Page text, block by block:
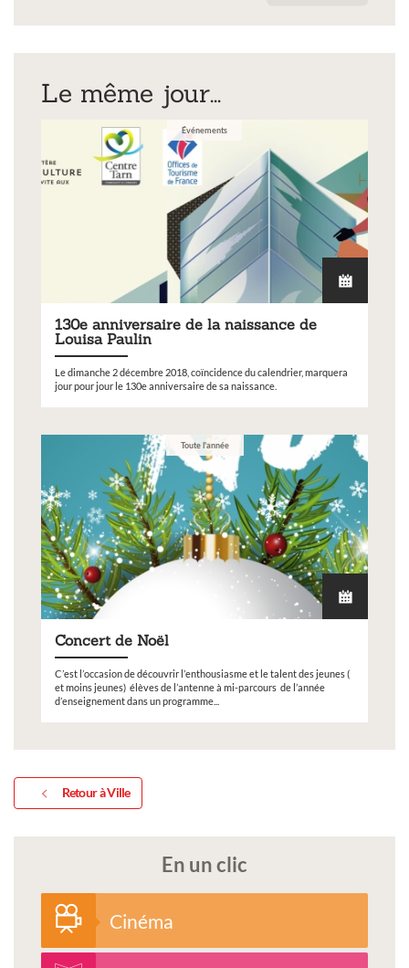
tarifs_2026_-
_cm_19.12.2025.pdf
Le même jour...
Événements
130e anniversaire de la naissance de
Louisa Paulin
Le dimanche 2 décembre 2018, coïncidence du calendrier, marquera
jour pour jour le 130e anniversaire de sa naissance.
Toute l'année
Concert de Noël
C’est l’occasion de découvrir l’enthousiasme et le talent des jeunes (
et moins jeunes) élèves de l’antenne à mi-parcours de l’année
d’enseignement dans un programme...
Retour à Ville
En un clic
Cinéma